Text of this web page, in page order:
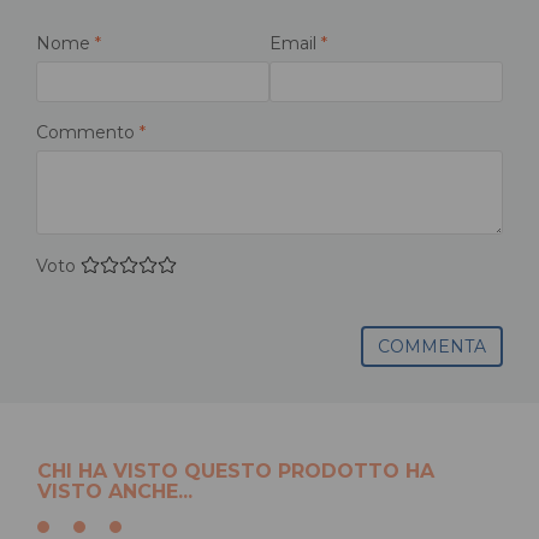
Nome * Email *
Commento *
Voto
COMMENTA
CHI HA VISTO QUESTO PRODOTTO HA
VISTO ANCHE...